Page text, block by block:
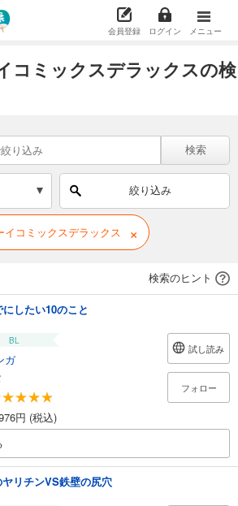
会員登録 ログイン メニュー
コミックスデラックスの検
検索
絞り込み
イコミックスデラックス ×
検索のヒント
したい10のこと
BL
ガ
円 (税込)
試し読み
フォロー
リチンVS鉄壁の尻穴